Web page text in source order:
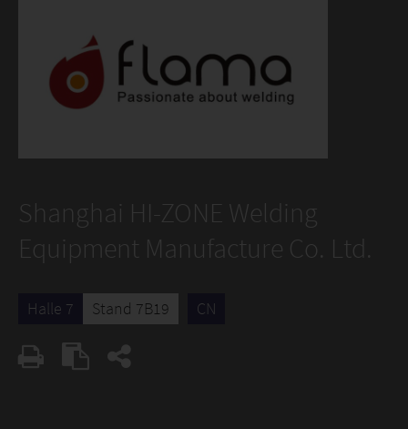
Shanghai HI-ZONE Welding
Equipment Manufacture Co. Ltd.
Halle 7 Stand 7B19 CN